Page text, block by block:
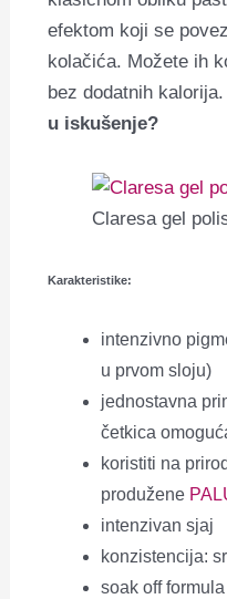
efektom koji se
kolačića. Možete ih
bez dodatnih kalorija.
u iskušenje?
Claresa gel
Karakteristike:
intenzivno
u prvom sloju)
jednostavna
četkica
koristiti na
produžene
intenzivan sjaj
konzistencija:
soak off formula